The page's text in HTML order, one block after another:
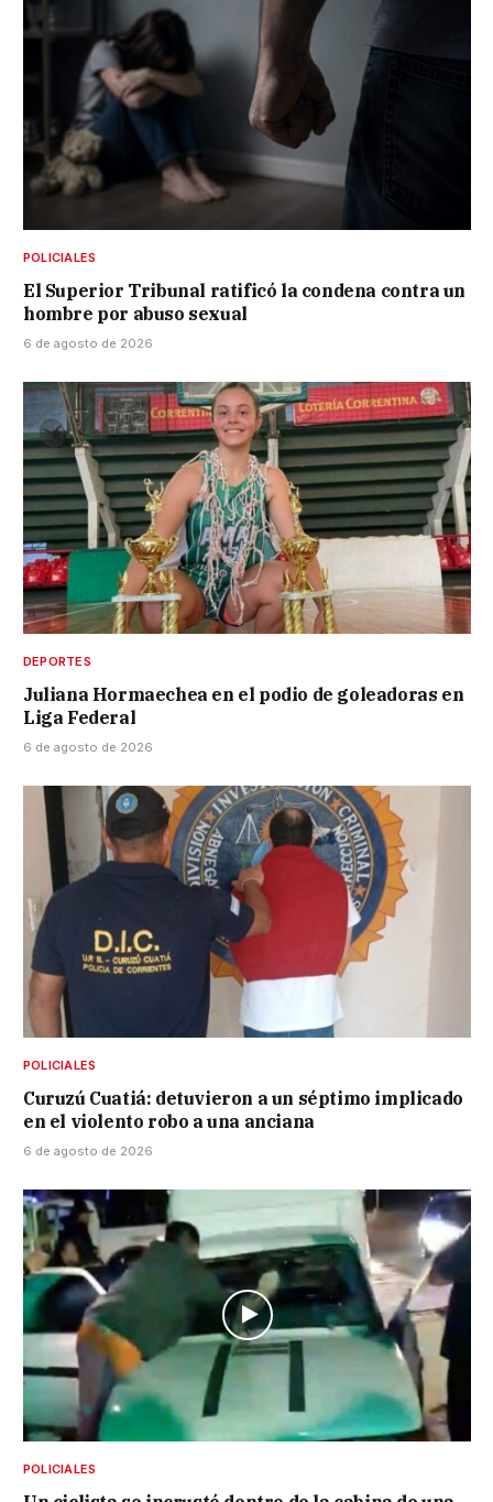
POLICIALES
El Superior Tribunal ratificó la condena contra un
hombre por abuso sexual
6 de agosto de 2026
DEPORTES
Juliana Hormaechea en el podio de goleadoras en
Liga Federal
6 de agosto de 2026
POLICIALES
Curuzú Cuatiá: detuvieron a un séptimo implicado
en el violento robo a una anciana
6 de agosto de 2026
POLICIALES